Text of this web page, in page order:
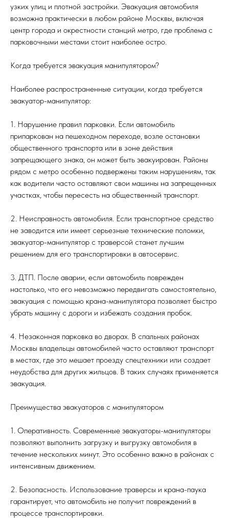
узких улиц и плотной застройки. Эвакуация автомобиля
возможна практически в любом районе Москвы, включая
центр города и окрестности станций метро, где проблема с
парковочными местами стоит наиболее остро.
Когда требуется эвакуация манипулятором?
Наиболее распространенные ситуации, когда требуется
эвакуатор-манипулятор:
1. Нарушение правил парковки. Если автомобиль
припаркован на пешеходном переходе, возле остановки
общественного транспорта или в зоне действия
запрещающего знака, он может быть эвакуирован. Районы
рядом с метро особенно подвержены таким нарушениям, так
как водители часто оставляют свои машины на запрещенных
участках, чтобы пересесть на общественный транспорт.
2. Неисправность автомобиля. Если транспортное средство
не заводится или имеет серьезные технические поломки,
эвакуатор-манипулятор с траверсой станет лучшим
решением для его транспортировки в автосервис.
3. ДТП. После аварии, если автомобиль поврежден
настолько, что его невозможно передвигать самостоятельно,
эвакуация с помощью крана-манипулятора позволяет быстро
убрать машину с дороги и избежать создания пробок.
4. Незаконная парковка во дворах. В спальных районах
Москвы владельцы автомобилей часто оставляют транспорт
в местах, где это мешает проезду спецтехники или создает
неудобства для других жильцов. В таких случаях применяется
эвакуация.
Преимущества эвакуаторов с манипулятором
1. Оперативность. Современные эвакуаторы-манипуляторы
позволяют выполнить загрузку и выгрузку автомобиля в
течение нескольких минут. Это особенно важно в районах с
интенсивным движением.
2. Безопасность. Использование траверсы и крана-паука
гарантирует, что автомобиль не получит повреждений в
процессе транспортировки.